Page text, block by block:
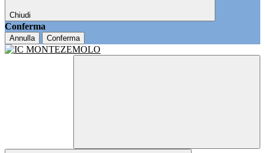
Chiudi
Conferma
Annulla Conferma